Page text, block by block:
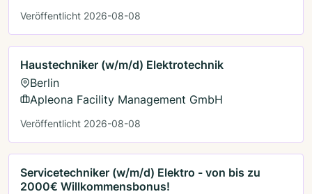
Veröffentlicht 2026-08-08
Haustechniker (w/m/d) Elektrotechnik
Berlin
Apleona Facility Management GmbH
Veröffentlicht 2026-08-08
Servicetechniker (w/m/d) Elektro - von bis zu
2000€ Willkommensbonus!